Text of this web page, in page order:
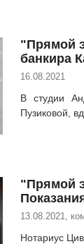
"Прямой
банкира
16.08.2021
В студии
Пузиковой,
"Прямой
13.08.2021,
Нотариус